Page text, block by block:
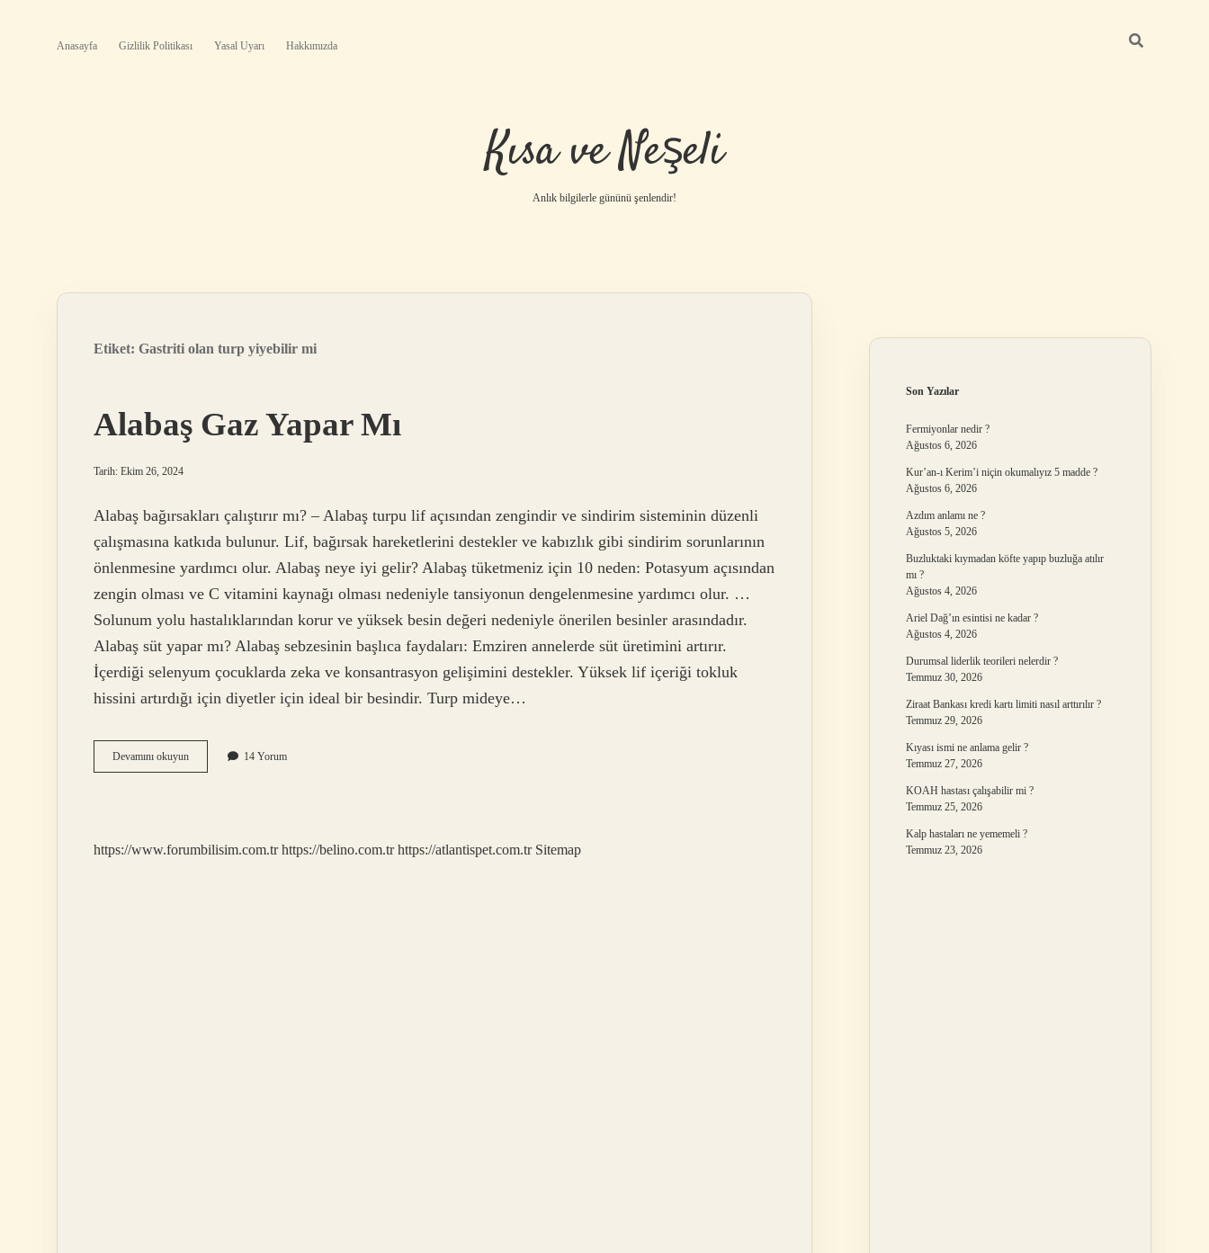
Anasayfa Gizlilik Politikası Yasal Uyarı Hakkımızda
Kısa ve Neşeli
Anlık bilgilerle gününü şenlendir!
Etiket: Gastriti olan turp yiyebilir mi
Alabaş Gaz Yapar Mı
Tarih: Ekim 26, 2024
Alabaş bağırsakları çalıştırır mı? – Alabaş turpu lif açısından zengindir ve sindirim sisteminin düzenli
çalışmasına katkıda bulunur. Lif, bağırsak hareketlerini destekler ve kabızlık gibi sindirim sorunlarının
önlenmesine yardımcı olur. Alabaş neye iyi gelir? Alabaş tüketmeniz için 10 neden: Potasyum açısından
zengin olması ve C vitamini kaynağı olması nedeniyle tansiyonun dengelenmesine yardımcı olur. …
Solunum yolu hastalıklarından korur ve yüksek besin değeri nedeniyle önerilen besinler arasındadır.
Alabaş süt yapar mı? Alabaş sebzesinin başlıca faydaları: Emziren annelerde süt üretimini artırır.
İçerdiği selenyum çocuklarda zeka ve konsantrasyon gelişimini destekler. Yüksek lif içeriği tokluk
hissini artırdığı için diyetler için ideal bir besindir. Turp mideye…
Devamını okuyunAlabaş
Gaz
14 Yorum
https://www.forumbilisim.com.tr https://belino.com.tr https://atlantispet.com.tr Sitemap
Son Yazılar
Fermiyonlar nedir ?
Ağustos 6, 2026
Kur’an-ı Kerim’i niçin okumalıyız 5 madde ?
Ağustos 6, 2026
Azdım anlamı ne ?
Ağustos 5, 2026
Buzluktaki kıymadan köfte yapıp buzluğa atılır
mı ?
Ağustos 4, 2026
Ariel Dağ’ın esintisi ne kadar ?
Ağustos 4, 2026
Durumsal liderlik teorileri nelerdir ?
Temmuz 30, 2026
Ziraat Bankası kredi kartı limiti nasıl arttırılır ?
Temmuz 29, 2026
Kıyası ismi ne anlama gelir ?
Temmuz 27, 2026
KOAH hastası çalışabilir mi ?
Temmuz 25, 2026
Kalp hastaları ne yememeli ?
Temmuz 23, 2026